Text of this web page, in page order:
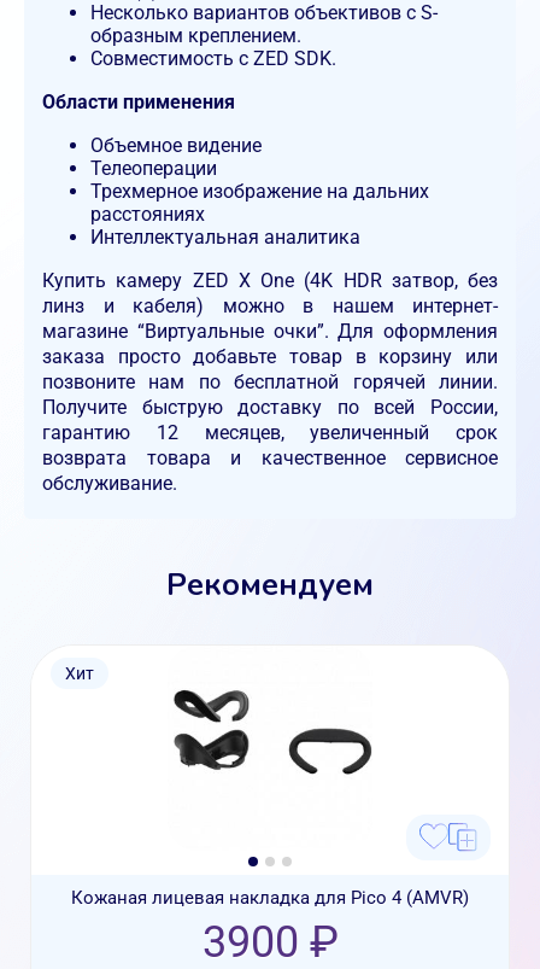
Несколько вариантов объективов с S-
образным креплением.
Совместимость с ZED SDK.
Области применения
Объемное видение
Телеоперации
Трехмерное изображение на дальних
расстояниях
Интеллектуальная аналитика
Купить камеру ZED X One (4K HDR затвор, без
линз и кабеля) можно в нашем интернет-
магазине “Виртуальные очки”. Для оформления
заказа просто добавьте товар в корзину или
позвоните нам по бесплатной горячей линии.
Получите быструю доставку по всей России,
гарантию 12 месяцев, увеличенный срок
возврата товара и качественное сервисное
обслуживание.
Рекомендуем
Хит
Кожаная лицевая накладка для Pico 4 (AMVR)
3900 ₽